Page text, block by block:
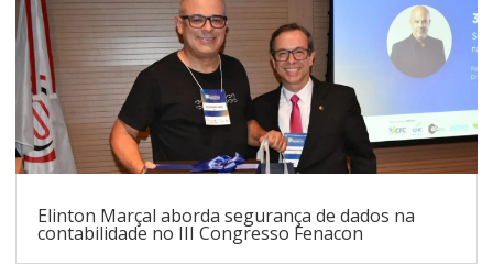
Elinton Marçal aborda segurança de dados na
contabilidade no III Congresso Fenacon